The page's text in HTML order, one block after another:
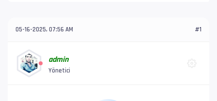
05-16-2025, 07:56 AM #1
admin
Yönetici